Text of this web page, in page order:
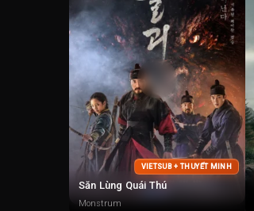
VIETSUB + THUYẾT MINH
Săn Lùng Quái Thú
Monstrum